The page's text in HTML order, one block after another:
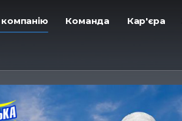
компанію ㅤКоманда ㅤКар'єра